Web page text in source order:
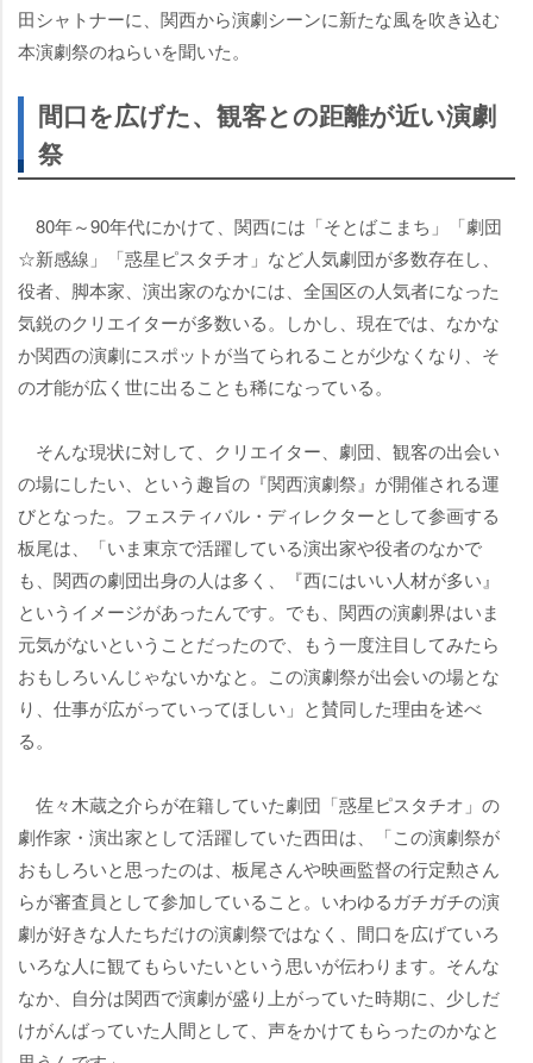
田シャトナーに、関西から演劇シーンに新たな風を吹き込む
本演劇祭のねらいを聞いた。
間口を広げた、観客との距離が近い演劇
祭
80年～90年代にかけて、関西には「そとばこまち」「劇団
☆新感線」「惑星ピスタチオ」など人気劇団が多数存在し、
役者、脚本家、演出家のなかには、全国区の人気者になった
気鋭のクリエイターが多数いる。しかし、現在では、なかな
か関西の演劇にスポットが当てられることが少なくなり、そ
の才能が広く世に出ることも稀になっている。
そんな現状に対して、クリエイター、劇団、観客の出会い
の場にしたい、という趣旨の『関西演劇祭』が開催される運
びとなった。フェスティバル・ディレクターとして参画する
板尾は、「いま東京で活躍している演出家や役者のなかで
も、関西の劇団出身の人は多く、『西にはいい人材が多い』
というイメージがあったんです。でも、関西の演劇界はいま
元気がないということだったので、もう一度注目してみたら
おもしろいんじゃないかなと。この演劇祭が出会いの場とな
り、仕事が広がっていってほしい」と賛同した理由を述べ
る。
佐々木蔵之介らが在籍していた劇団「惑星ピスタチオ」の
劇作家・演出家として活躍していた西田は、「この演劇祭が
おもしろいと思ったのは、板尾さんや映画監督の行定勲さん
らが審査員として参加していること。いわゆるガチガチの演
劇が好きな人たちだけの演劇祭ではなく、間口を広げていろ
いろな人に観てもらいたいという思いが伝わります。そんな
なか、自分は関西で演劇が盛り上がっていた時期に、少しだ
けがんばっていた人間として、声をかけてもらったのかなと